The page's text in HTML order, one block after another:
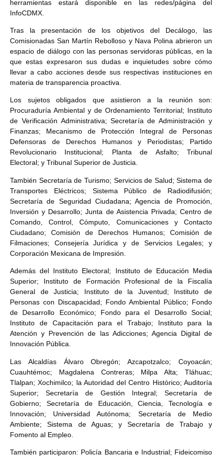
herramientas estará disponible en las redes/página del
InfoCDMX.
Tras la presentación de los objetivos del Decálogo, las
Comisionadas San Martín Rebolloso y Nava Polina abrieron un
espacio de diálogo con las personas servidoras públicas, en la
que estas expresaron sus dudas e inquietudes sobre cómo
llevar a cabo acciones desde sus respectivas instituciones en
materia de transparencia proactiva.
Los sujetos obligados que asistieron a la reunión son:
Procuraduría Ambiental y de Ordenamiento Territorial; Instituto
de Verificación Administrativa; Secretaría de Administración y
Finanzas; Mecanismo de Protección Integral de Personas
Defensoras de Derechos Humanos y Periodistas; Partido
Revolucionario Institucional; Planta de Asfalto; Tribunal
Electoral; y Tribunal Superior de Justicia.
También Secretaría de Turismo; Servicios de Salud; Sistema de
Transportes Eléctricos; Sistema Público de Radiodifusión;
Secretaría de Seguridad Ciudadana; Agencia de Promoción,
Inversión y Desarrollo; Junta de Asistencia Privada; Centro de
Comando, Control, Cómputo, Comunicaciones y Contacto
Ciudadano; Comisión de Derechos Humanos; Comisión de
Filmaciones; Consejería Jurídica y de Servicios Legales; y
Corporación Mexicana de Impresión.
Además del Instituto Electoral; Instituto de Educación Media
Superior; Instituto de Formación Profesional de la Fiscalía
General de Justicia; Instituto de la Juventud; Instituto de
Personas con Discapacidad; Fondo Ambiental Público; Fondo
de Desarrollo Económico; Fondo para el Desarrollo Social;
Instituto de Capacitación para el Trabajo; Instituto para la
Atención y Prevención de las Adicciones; Agencia Digital de
Innovación Pública.
Las Alcaldías Álvaro Obregón; Azcapotzalco; Coyoacán;
Cuauhtémoc; Magdalena Contreras; Milpa Alta; Tláhuac;
Tlalpan; Xochimilco; la Autoridad del Centro Histórico; Auditoría
Superior; Secretaría de Gestión Integral; Secretaría de
Gobierno; Secretaría de Educación, Ciencia, Tecnología e
Innovación; Universidad Autónoma; Secretaría de Medio
Ambiente; Sistema de Aguas; y Secretaría de Trabajo y
Fomento al Empleo.
También participaron: Policía Bancaria e Industrial; Fideicomiso